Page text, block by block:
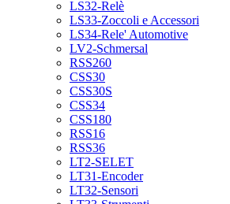
LS32-Relè
LS33-Zoccoli e Accessori
LS34-Rele' Automotive
LV2-Schmersal
RSS260
CSS30
CSS30S
CSS34
CSS180
RSS16
RSS36
LT2-SELET
LT31-Encoder
LT32-Sensori